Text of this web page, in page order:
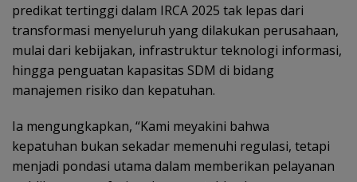
predikat tertinggi dalam IRCA 2025 tak lepas dari
transformasi menyeluruh yang dilakukan perusahaan,
mulai dari kebijakan, infrastruktur teknologi informasi,
hingga penguatan kapasitas SDM di bidang
manajemen risiko dan kepatuhan.
Ia mengungkapkan, “Kami meyakini bahwa
kepatuhan bukan sekadar memenuhi regulasi, tetapi
menjadi pondasi utama dalam memberikan pelayanan